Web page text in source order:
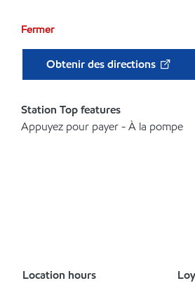
Fermer
Obtenir des directions
Station Top features
Appuyez pour payer - À la pompe
Location hours